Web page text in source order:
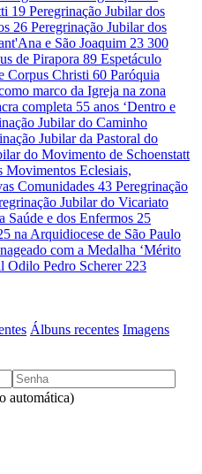
19 Peregrinação Jubilar dos
26 Peregrinação Jubilar dos
e São Joaquim 23 300
de Pirapora 89 Espetáculo
Corpus Christi 60 Paróquia
marco da Igreja na zona
completa 55 anos ‘Dentro e
Jubilar do Caminho
Jubilar da Pastoral do
do Movimento de Schoenstatt
Movimentos Eclesiais,
Comunidades 43 Peregrinação
Jubilar do Vicariato
Saúde e dos Enfermos 25
na Arquidiocese de São Paulo
com a Medalha ‘Mérito
Odilo Pedro Scherer 223
Álbuns recentes Imagens
automática)